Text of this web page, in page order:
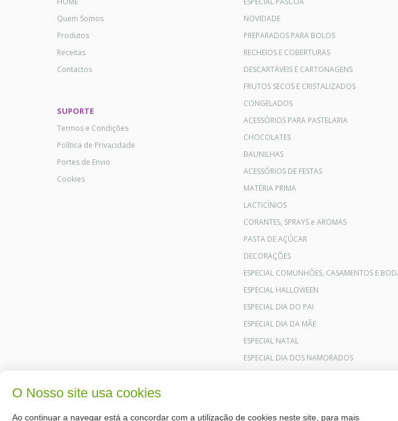
Quem Somos
Produtos
Receitas
Contactos
SUPORTE
Termos e Condições
Política de Privacidade
Portes de Envio
Cookies
NOVIDADE
PREPARADOS PARA BOLOS
RECHEIOS E COBERTURAS
DESCARTÁVEIS E CARTONAGENS
FRUTOS SECOS E CRISTALIZADOS
CONGELADOS
ACESSÓRIOS PARA PASTELARIA
CHOCOLATES
BAUNILHAS
ACESSÓRIOS DE FESTAS
MATÉRIA PRIMA
LACTICÍNIOS
CORANTES, SPRAYS e AROMAS
PASTA DE AÇÚCAR
DECORAÇÕES
ESPECIAL COMUNHÕES, CASAMENTOS E
ESPECIAL HALLOWEEN
ESPECIAL DIA DO PAI
ESPECIAL DIA DA MÃE
ESPECIAL NATAL
ESPECIAL DIA DOS NAMORADOS
O Nosso site usa cookies
Ao continuar a navegar está a concordar com a utilização de cookies neste site, para mais